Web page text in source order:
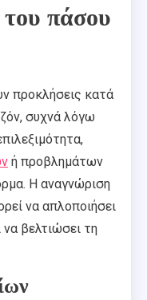
πάσου
προκλήσεις κατά
συχνά λόγω
ή προβλημάτων
Η αναγνώριση
να απλοποιήσει
βελτιώσει τη